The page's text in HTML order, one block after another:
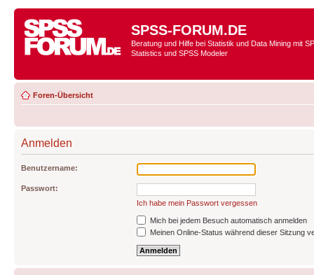
SPSS-FORUM.DE
Beratung und Hilfe bei Statistik und Data Mining mit
Statistics und SPSS Modeler
Foren-Übersicht
Anmelden
Benutzername:
Passwort:
Ich habe mein Passwort vergessen
Mich bei jedem Besuch automatisch anmelden
Meinen Online-Status während dieser Sitzung